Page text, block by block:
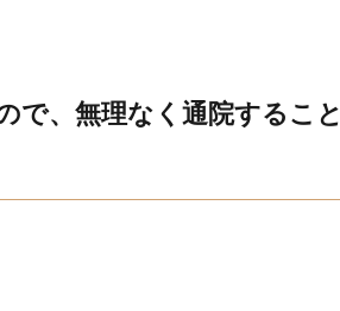
で、無理なく通院すること